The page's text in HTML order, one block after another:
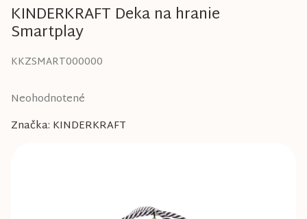
KINDERKRAFT Deka na hranie
Smartplay
KKZSMART000000
Priemerné
produktu
Neohodnotené
Značka: KINDERKRAFT